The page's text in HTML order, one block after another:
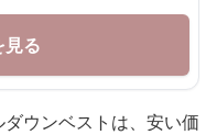
見る
ウンベストは、安い価